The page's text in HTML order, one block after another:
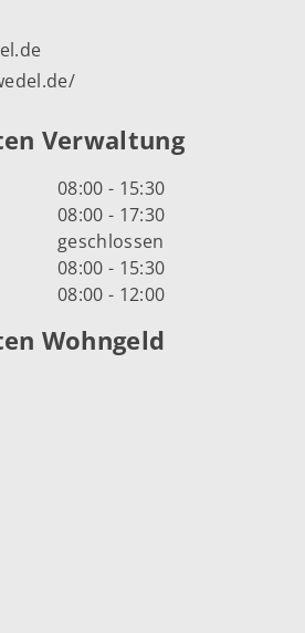
Verwaltung
08:00 - 15:30
08:00 - 17:30
geschlossen
08:00 - 15:30
08:00 - 12:00
Wohngeld